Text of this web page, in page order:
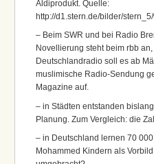
Aldiprodukt. Quelle:
http://d1.stern.de/bilder/
– Beim SWR und bei Radio
Novellierung steht beim rbb
Deutschlandradio soll es ab
muslimische Radio-Sendung
Magazine auf.
– in Städten entstanden
Planung. Zum Vergleich: die
– in Deutschland lernen 70
Mohammed Kindern als